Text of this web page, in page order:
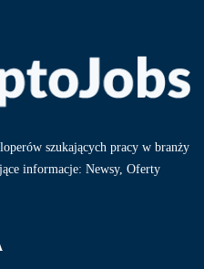
szukających pracy w branży
informacje: Newsy, Oferty